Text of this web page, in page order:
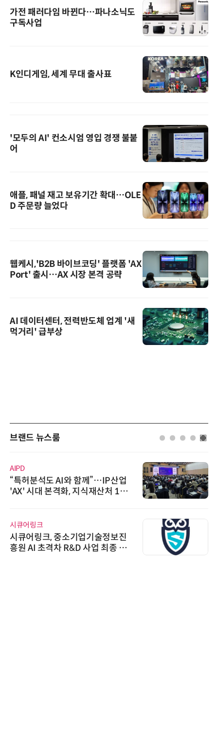
가전 패러다임 바뀐다…파나소닉도
구독사업
K인디게임, 세계 무대 출사표
'모두의 AI' 컨소시엄 영입 경쟁 불붙
어
애플, 패널 재고 보유기간 확대…OLE
D 주문량 늘었다
웹케시,'B2B 바이브코딩' 플랫폼 'AX
Port' 출시…AX 시장 본격 공략
AI 데이터센터, 전력반도체 업계 '새
먹거리' 급부상
브랜드 뉴스룸
AIPD
“특허분석도 AI와 함께”…IP산업
'AX' 시대 본격화, 지식재산처 1호
시큐어링크
시큐어링크, 중소기업기술정보진
흥원 AI 초격차 R&D 사업 최종 선